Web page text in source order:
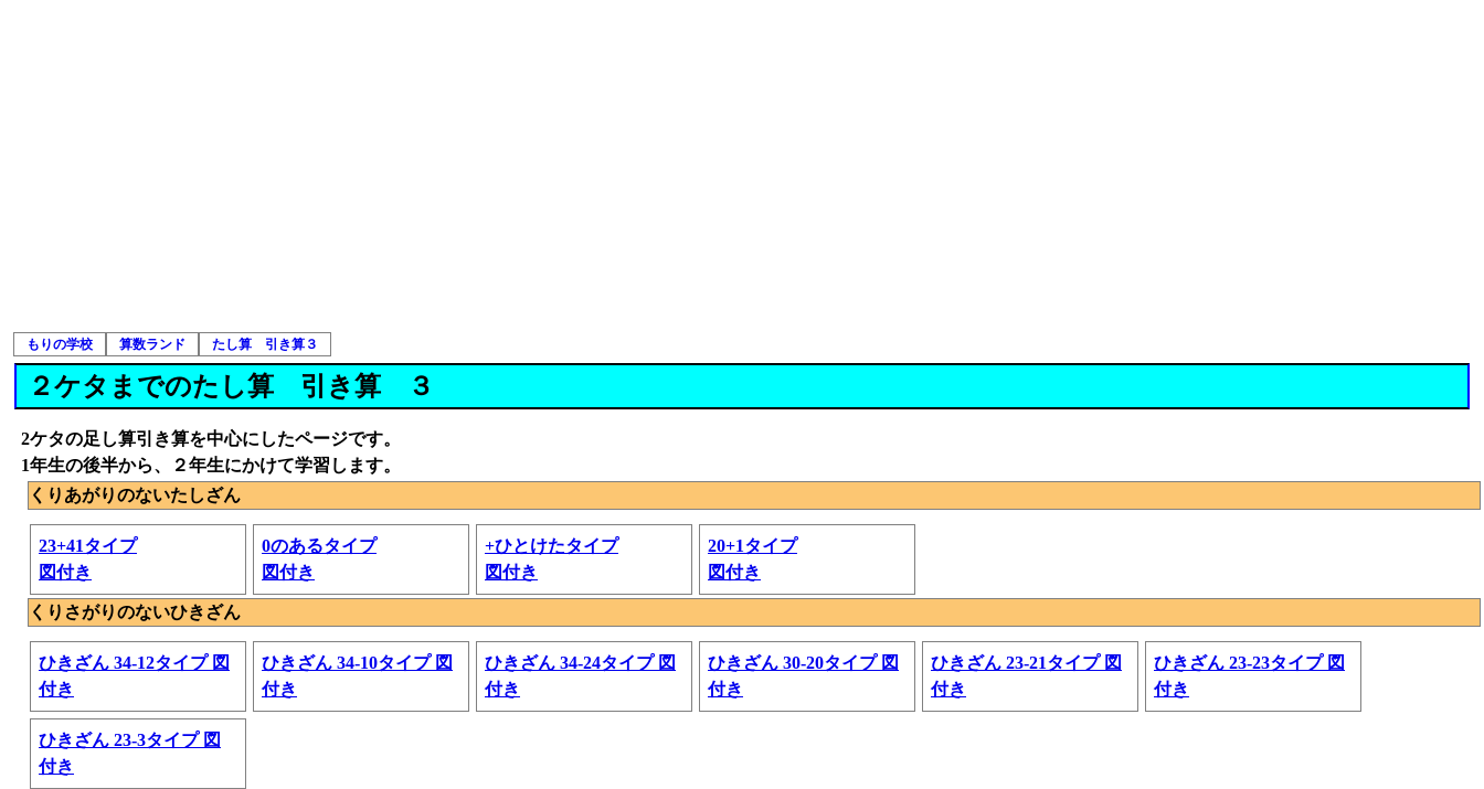
もりの学校 算数ランド たし算 引き算３
２ケタまでのたし算 引き算 ３
2ケタの足し算引き算を中心にしたページです。
1年生の後半から、２年生にかけて学習します。
くりあがりのないたしざん
23+41タイプ
図付き
0のあるタイプ
図付き
+ひとけたタイプ
図付き
20+1タイプ
図付き
くりさがりのないひきざん
ひきざん 34-12タイプ 図
付き
ひきざん 34-10タイプ 図
付き
ひきざん 34-24タイプ 図
付き
ひきざん 30-20タイプ 図
付き
ひきざん 23-21タイプ 図
付き
ひきざん 23-23タイプ 図
付き
ひきざん 23-3タイプ 図
付き